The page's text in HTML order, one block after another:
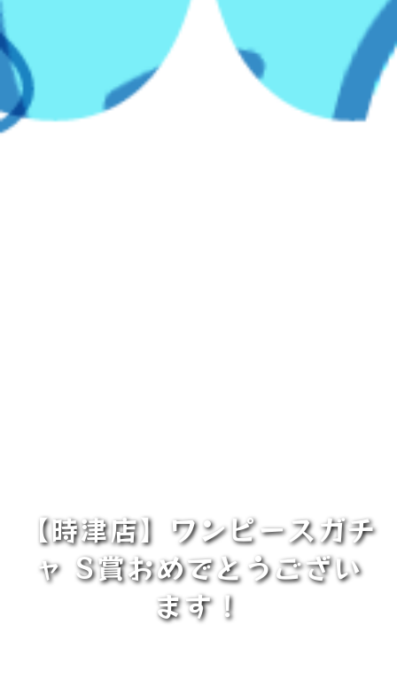
【時津店】ワンピースガチ
ャ S賞おめでとうござい
ます！